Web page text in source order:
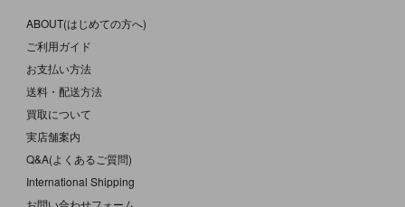
ABOUT(はじめての方へ)
ご利用ガイド
お支払い方法
送料・配送方法
買取について
実店舗案内
Q&A(よくあるご質問)
International Shipping